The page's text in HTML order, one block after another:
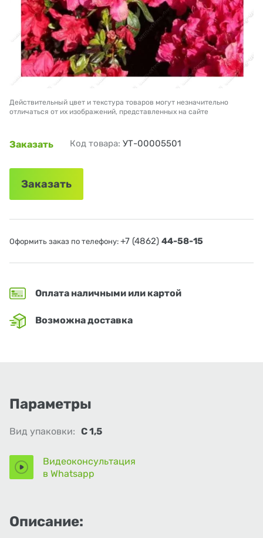
Действительный цвет и текстура товаров могут незначительно
отличаться от их изображений, представленных на сайте
Заказать Код товара: УТ-00005501
Заказать
Оформить заказ по телефону: +7 (4862) 44-58-15
Оплата наличными или картой
Возможна доставка
Параметры
Вид упаковки: С 1,5
Видеоконсультация
в Whatsapp
Описание: